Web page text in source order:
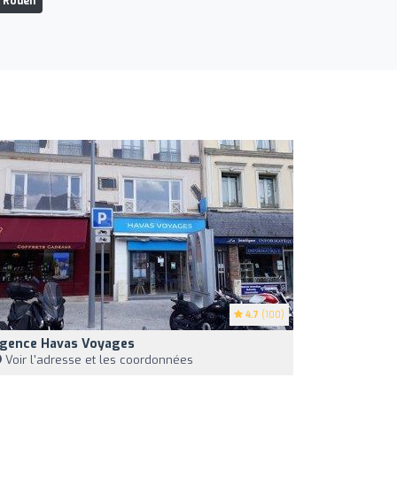
4.7 (100)
Havas Voyages
Voir l'adresse et les coordonnées